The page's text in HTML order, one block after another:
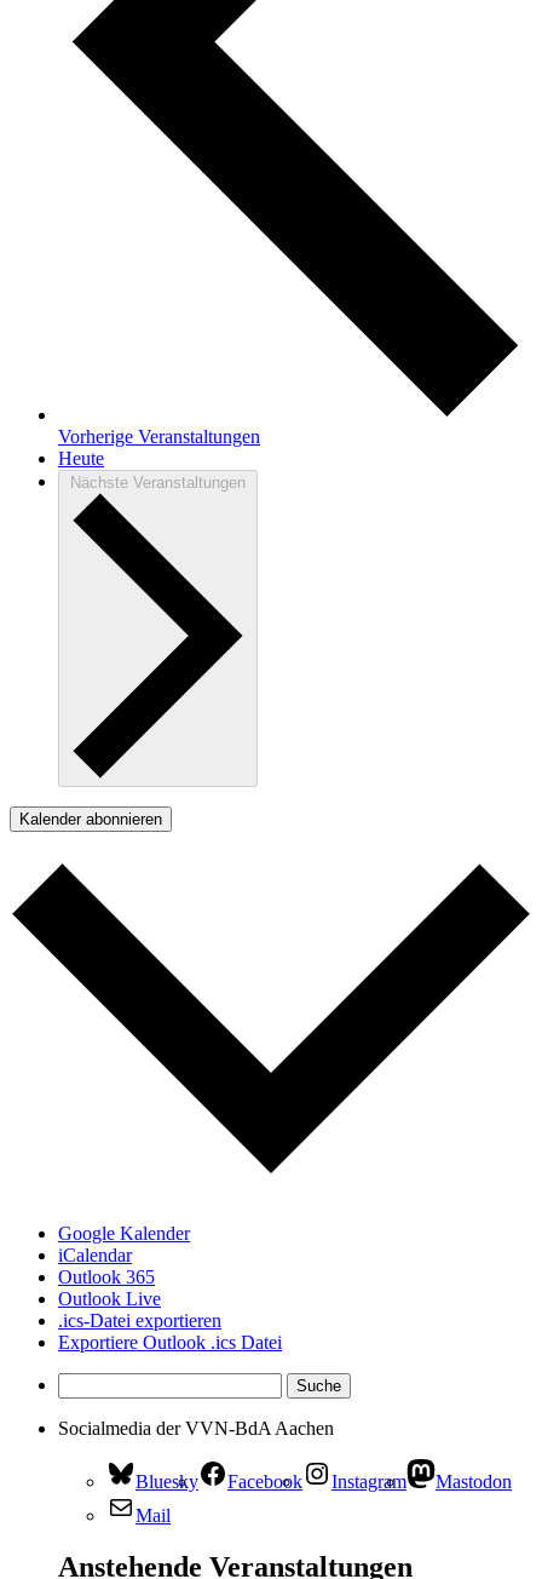
Vorherige Veranstaltungen
Heute
Nächste Veranstaltungen
Kalender abonnieren
Google Kalender
iCalendar
Outlook 365
Outlook Live
.ics-Datei exportieren
Exportiere Outlook .ics Datei
Socialmedia der VVN-BdA Aachen
Bluesky Facebook Instagram
Mastodon
Mail
Anstehende Veranstaltungen